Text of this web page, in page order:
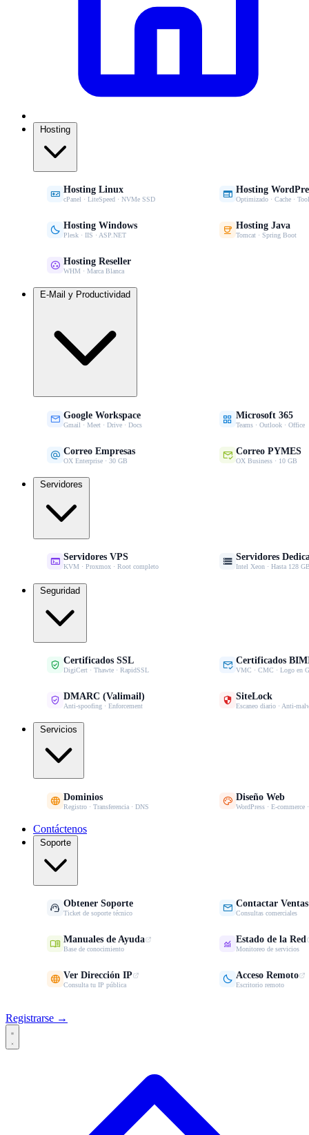
Hosting
 Hosting Linux
cPanel · LiteSpeed · NVMe SSD  Hosting
Optimizado · Cache ·
 Hosting Windows
Plesk · IIS · ASP.NET  Hosting Java
Tomcat · Spring Boot
 Hosting Reseller
WHM · Marca Blanca
E-Mail y Productividad
 Google Workspace
Gmail · Meet · Drive · Docs  Microsoft 365
Teams · Outlook · Office
 Correo Empresas
OX Enterprise · 30 GB  Correo PYMES
OX Business · 10 GB
Servidores
 Servidores VPS
KVM · Proxmox · Root completo  Servidores
Intel Xeon · Hasta 128
Seguridad
 Certificados SSL
DigiCert · Thawte · RapidSSL  Certificados
VMC · CMC · Logo en
 DMARC (Valimail)
Anti-spoofing · Enforcement  SiteLock
Escaneo diario · Anti-
Servicios
 Dominios
Registro · Transferencia · DNS  Diseño Web
WordPress · E-commerce
Contáctenos
Soporte
 Obtener Soporte
Ticket de soporte técnico  Contactar Ventas
Consultas comerciales
 Manuales de Ayuda
Base de conocimiento  Estado de la Red
Monitoreo de servicios
 Ver Dirección IP
Consulta tu IP pública  Acceso Remoto
Escritorio remoto
Registrarse →